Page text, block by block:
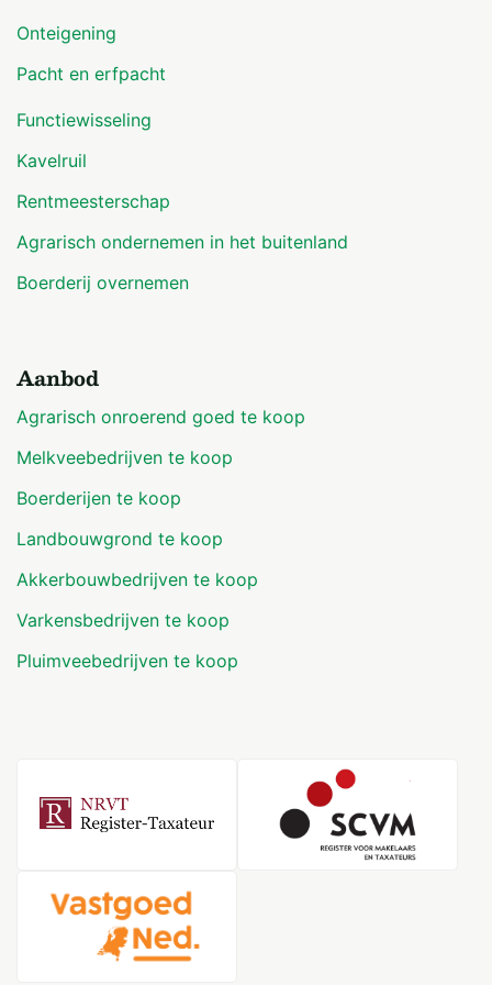
worden verleden uiterlijk 20 maart 2026 bij
bovenvermeld notariskantoor.
een onderzoeksplicht heeft ten aanzien van zaken
welke zij belangrijk acht voor het aangaan van een
Onteigening
Pacht en erfpacht
Functiewisseling
Kavelruil
Rentmeesterschap
Agrarisch ondernemen in het buitenland
Boerderij overnemen
Aanbod
Agrarisch onroerend goed te koop
Melkveebedrijven te koop
Boerderijen te koop
Landbouwgrond te koop
Akkerbouwbedrijven te koop
Varkensbedrijven te koop
Pluimveebedrijven te koop